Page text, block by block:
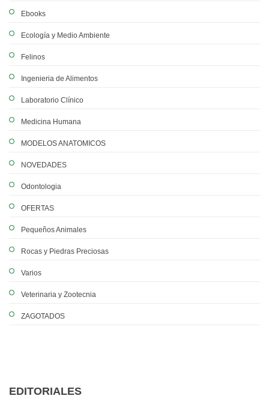
Ebooks
Ecología y Medio Ambiente
Felinos
Ingenieria de Alimentos
Laboratorio Clínico
Medicina Humana
MODELOS ANATOMICOS
NOVEDADES
Odontologia
OFERTAS
Pequeños Animales
Rocas y Piedras Preciosas
Varios
Veterinaria y Zootecnia
ZAGOTADOS
EDITORIALES